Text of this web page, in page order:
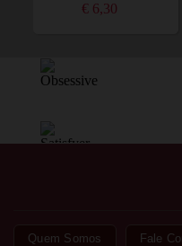
€ 6,30
Quem Somos Fale